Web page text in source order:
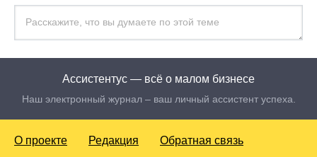
Ассистентус — всё о малом бизнесе
Наш электронный журнал – ваш личный ассистент успеха.
О проекте Редакция Обратная связь